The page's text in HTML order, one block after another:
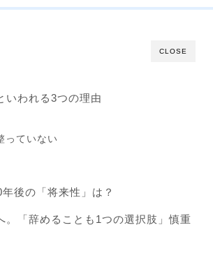
CLOSE
いわれる3つの理由
っていない
後の「将来性」は？
。「辞めることも1つの選択肢」慎重